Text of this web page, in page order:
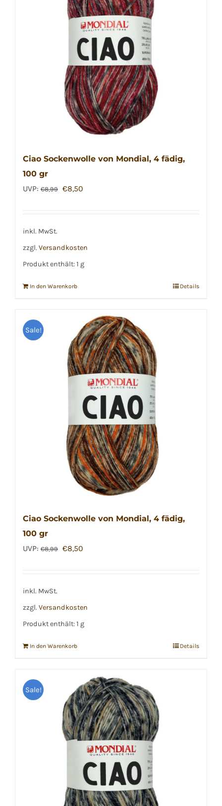
Ciao Sockenwolle von Mondial, 4 fädig,
100 gr
UVP: €8,99 Ursprünglicher
€8,50
inkl. MwSt.
zzgl. Versandkosten
Produkt enthält: 1 g
In den Warenkorb Details
Sale!
Ciao Sockenwolle von Mondial, 4 fädig,
100 gr
UVP: €8,99 Ursprünglicher
€8,50
inkl. MwSt.
zzgl. Versandkosten
Produkt enthält: 1 g
In den Warenkorb Details
Sale!